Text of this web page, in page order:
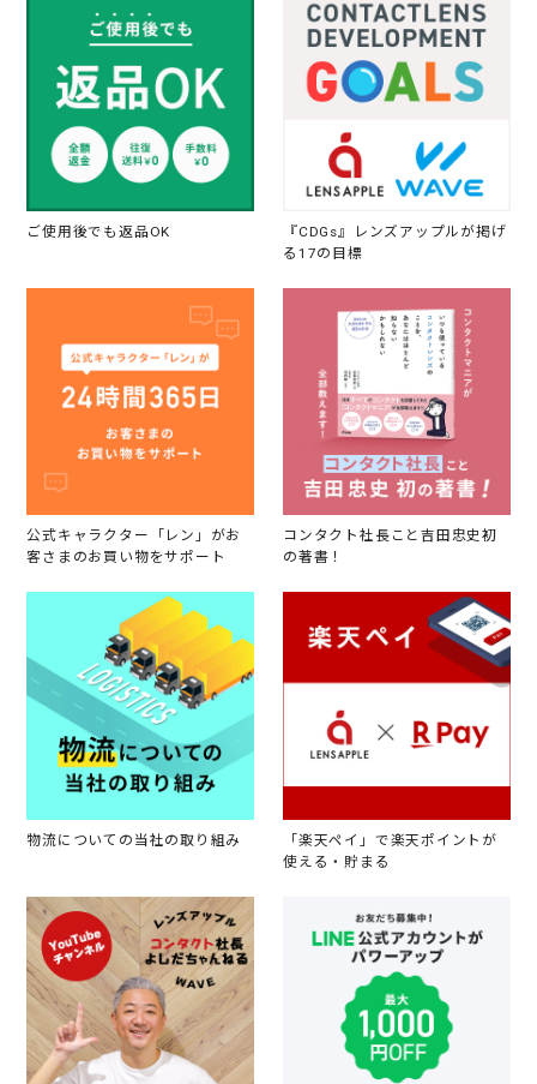
ご使用後でも返品OK
『CDGs』レンズアップルが掲げ
る17の目標
公式キャラクター「レン」がお
客さまのお買い物をサポート
コンタクト社長こと吉田忠史初
の著書！
物流についての当社の取り組み
「楽天ペイ」で楽天ポイントが
使える・貯まる